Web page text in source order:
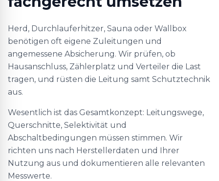
Herd, Durchlauferhitzer, Sauna oder Wallbox
benötigen oft eigene Zuleitungen und
angemessene Absicherung. Wir prüfen, ob
Hausanschluss, Zählerplatz und Verteiler die Last
tragen, und rüsten die Leitung samt Schutztechnik
aus.
Wesentlich ist das Gesamtkonzept: Leitungswege,
Querschnitte, Selektivität und
Abschaltbedingungen müssen stimmen. Wir
richten uns nach Herstellerdaten und Ihrer
Nutzung aus und dokumentieren alle relevanten
Messwerte.